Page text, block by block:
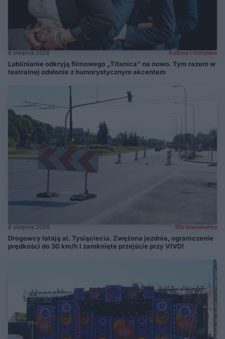
8 sierpnia 2026 Kultura i rozrywka
Lublinianie odkryją filmowego „Titanica” na nowo. Tym razem w
teatralnej odsłonie z humorystycznym akcentem
8 sierpnia 2026 Dla mieszkańca
Drogowcy łatają al. Tysiąclecia. Zwężona jezdnia, ograniczenie
prędkości do 30 km/h i zamknięte przejście przy VIVO!